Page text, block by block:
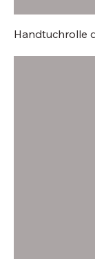
Handtuchrolle